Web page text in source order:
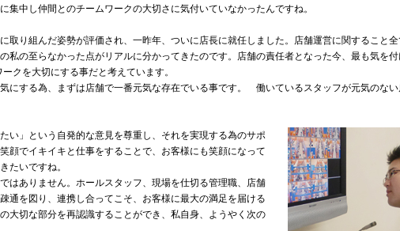
集中し仲間とのチームワークの大切さに気付いていなかったんですね。
取り組んだ姿勢が評価され、一昨年、ついに店長に就任しました。店舗運営に関すること全
私の至らなかった点がリアルに分かってきたのです。店舗の責任者となった今、最も気を
クを大切にする事だと考えています。
にする為、まずは店舗で一番元気な存在でいる事です。 働いているスタッフが元気のな
い」という自発的な意見を尊重し、それを実現する為のサポ
顔でイキイキと仕事をすることで、お客様にも笑顔になって
たいですね。
はありません。ホールスタッフ、現場を仕切る管理職、店舗
通を図り、連携し合ってこそ、お客様に最大の満足を届ける
大切な部分を再認識することができ、私自身、ようやく次の